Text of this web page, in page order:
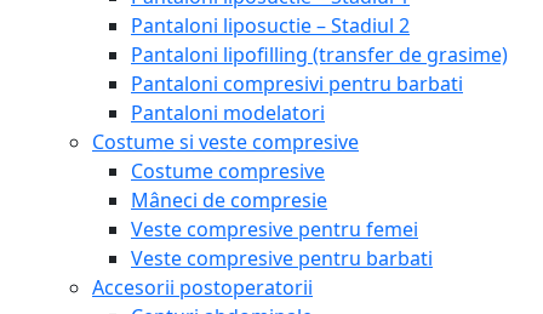
Pantaloni liposuctie – Stadiul 2
Pantaloni lipofilling (transfer de grasime)
Pantaloni compresivi pentru barbati
Pantaloni modelatori
Costume si veste compresive
Costume compresive
Mâneci de compresie
Veste compresive pentru femei
Veste compresive pentru barbati
Accesorii postoperatorii